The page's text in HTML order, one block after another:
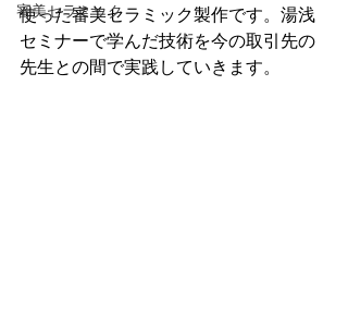
審美セラミック
使った審美セラミック製作です。湯浅
セミナーで学んだ技術を今の取引先の
先生との間で実践していきます。